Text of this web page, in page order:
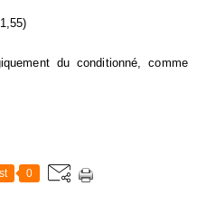
du conditionné, comme
0